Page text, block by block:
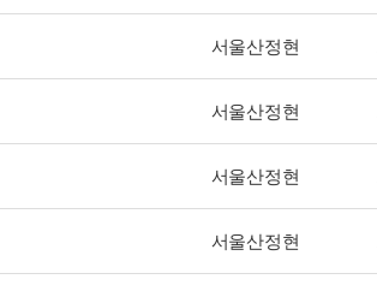
서울산정현
서울산정현
서울산정현
서울산정현